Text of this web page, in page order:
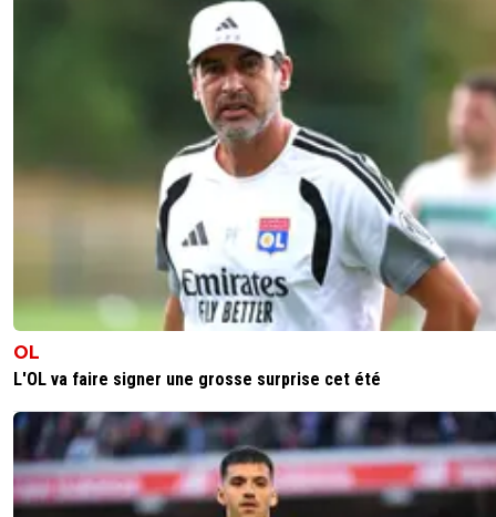
OL
L'OL va faire signer une grosse surprise cet été